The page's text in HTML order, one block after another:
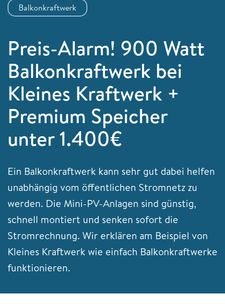
Balkonkraftwerk
Preis-Alarm! 900 Watt
Balkonkraftwerk bei
Kleines Kraftwerk +
Premium Speicher
unter 1.400€
Ein Balkonkraftwerk kann sehr gut dabei helfen
unabhängig vom öffentlichen Stromnetz zu
werden. Die Mini-PV-Anlagen sind günstig,
schnell montiert und senken sofort die
Stromrechnung. Wir erklären am Beispiel von
Kleines Kraftwerk wie einfach Balkonkraftwerke
funktionieren.